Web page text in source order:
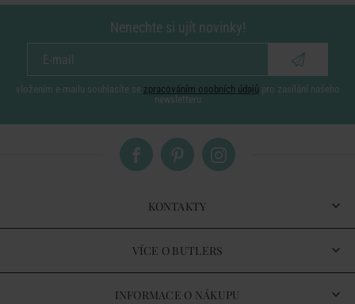
Nenechte si ujít novinky!
vložením e-mailu souhlasíte se zpracováním osobních údajů pro zasílání našeho
newsletteru
KONTAKTY
VÍCE O BUTLERS
INFORMACE O NÁKUPU